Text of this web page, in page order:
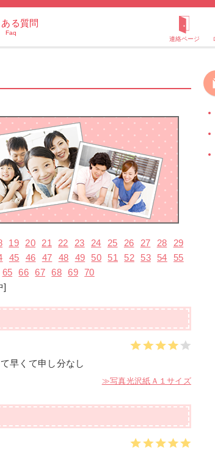
る質問
Faq
19 20 21 22 23 24 25 26 27 28
29
45 46 47 48 49 50 51 52 53 54
55
65 66 67 68 69
70
]
早くて申し分なし
写真光沢紙Ａ１サイズ